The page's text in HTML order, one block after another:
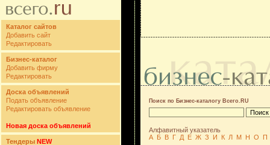
Каталог сайтов
Добавить сайт
Редактировать
Бизнес-каталог
Добавить фирму
Редактировать
Доска объявлений
Подать объявление
Редактировать объявление
Новая доска объявлений
Тендеры NEW
Поиск по Бизнес-каталогу Всего.RU
Алфавитный указатель
А Б В Г Д Е Ж З И К Л М Н О П